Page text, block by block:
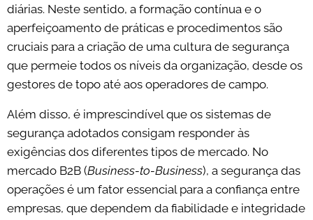
diárias. Neste sentido, a formação contínua e o
aperfeiçoamento de práticas e procedimentos são
cruciais para a criação de uma cultura de segurança
que permeie todos os níveis da organização, desde os
gestores de topo até aos operadores de campo.
Além disso, é imprescindível que os sistemas de
segurança adotados consigam responder às
exigências dos diferentes tipos de mercado. No
mercado B2B (Business-to-Business), a segurança das
operações é um fator essencial para a confiança entre
empresas, que dependem da fiabilidade e integridade